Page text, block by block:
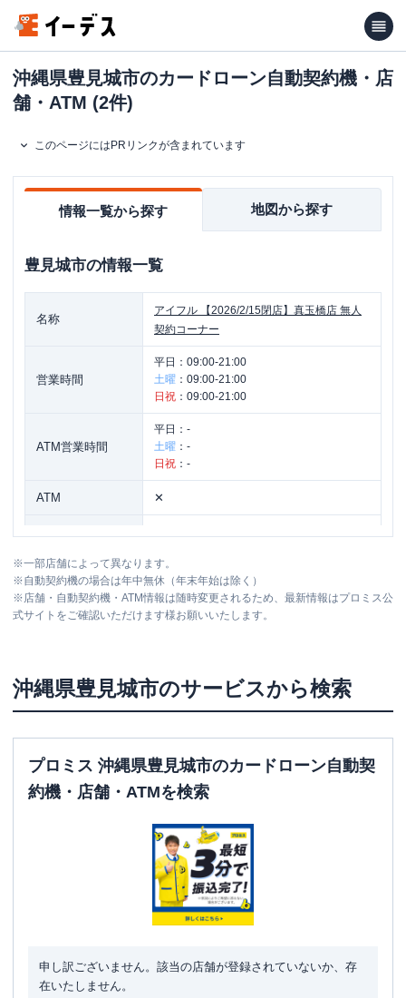
沖縄県豊見城市のカードローン自動契約機・店
舗・ATM (2件)
このページにはPRリンクが含まれています
情報一覧から探す 地図から探す
豊見城市の情報一覧
名称
アイフル
【2026/2/15閉店】真玉橋店 無人
契約コーナー
営業時間
平日： 09:00-21:00
土曜 ： 09:00-21:00
日祝 ： 09:00-21:00
ATM営業時間
平日： -
土曜 ： -
日祝 ： -
ATM ✕
住所
沖縄県豊見城市字真玉橋１３５ ＮＰＫ
ビル１Ｆ
営業時間
土曜：9:00-21:00
ATM営業時間
平日：-
土曜：
日祝：-
〇
沖縄県豊見城市真玉橋131-8 瑞慶覧ビル1
階
※一部店舗によって異なります。
※自動契約機の場合は年中無休（年末年始は除く）
※店舗・自動契約機・ATM情報は随時変更されるため、最新情報はプロミス公
式サイトをご確認いただけます様お願いいたします。
沖縄県豊見城市のサービスから検索
プロミス 沖縄県豊見城市のカードローン自動契
約機・店舗・ATMを検索
申し訳ございません。該当の店舗が登録されていないか、存
在いたしません。